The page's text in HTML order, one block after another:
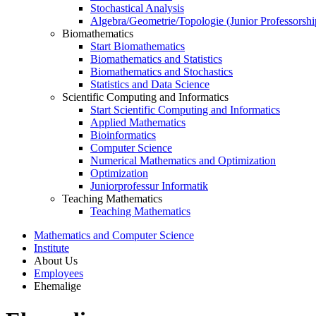
Stochastical Analysis
Algebra/Geometrie/Topologie (Junior
Biomathematics
Start Biomathematics
Biomathematics and Statistics
Biomathematics and Stochastics
Statistics and Data Science
Scientific Computing and Informatics
Start Scientific Computing and Informatics
Applied Mathematics
Bioinformatics
Computer Science
Numerical Mathematics and Optimization
Optimization
Juniorprofessur Informatik
Teaching Mathematics
Teaching Mathematics
Mathematics and Computer Science
Institute
About Us
Employees
Ehemalige